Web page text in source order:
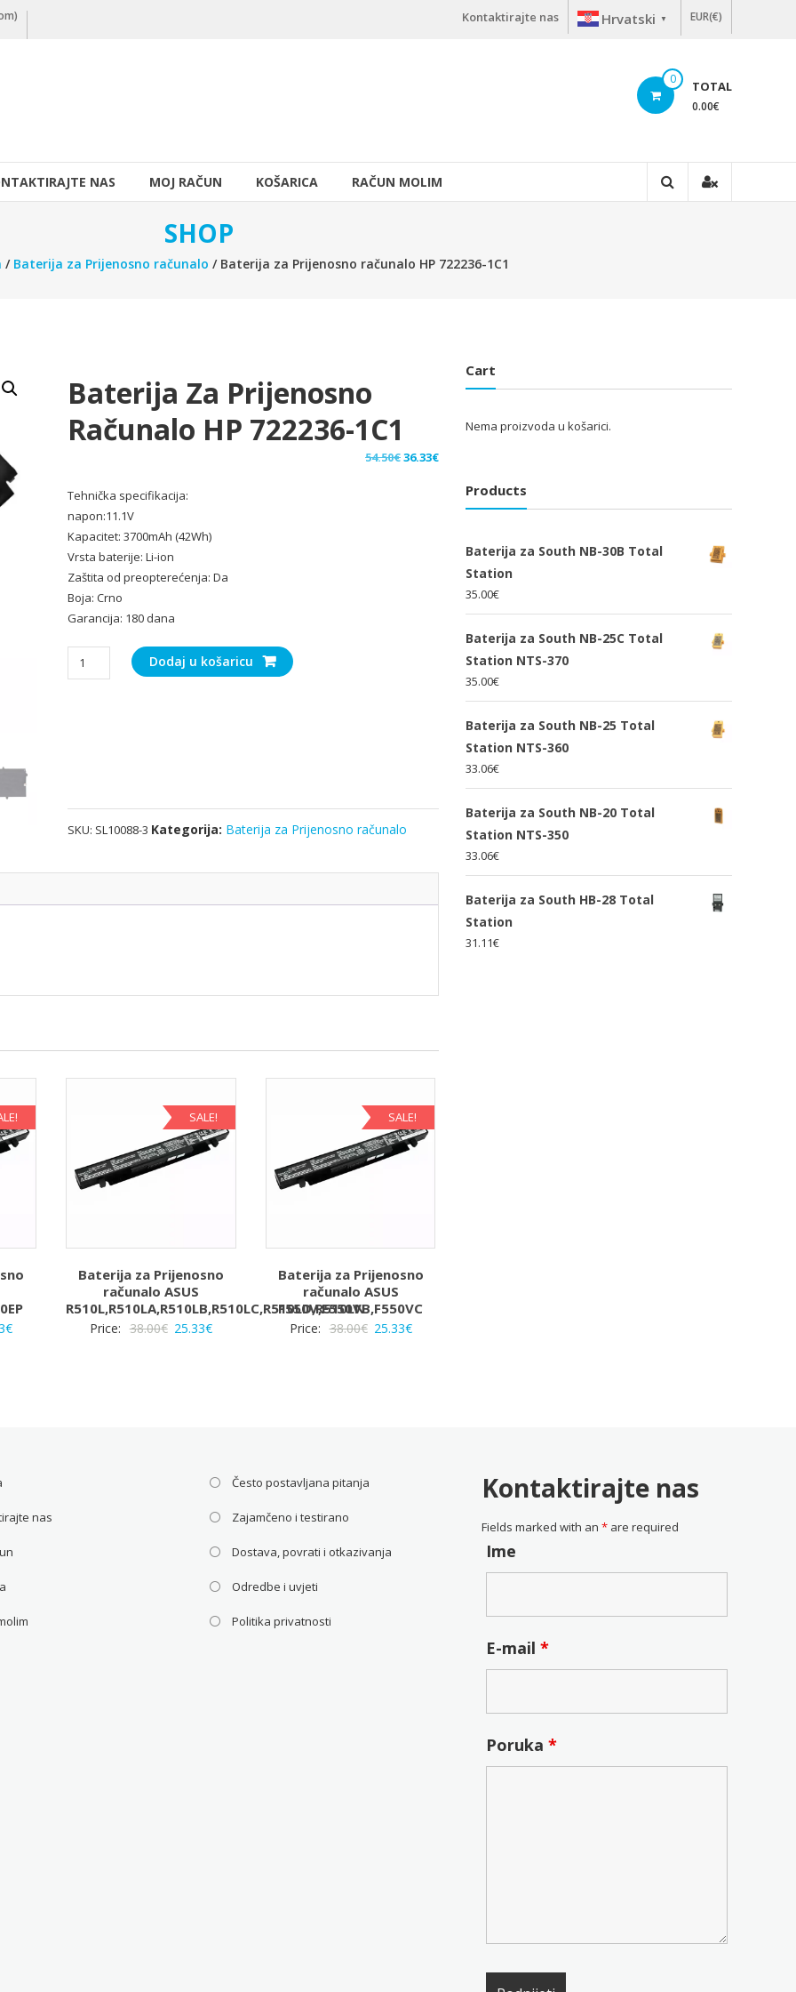
Kontaktirajte nas Hrvatski ▼ EUR(€)
0 TOTAL
0.00€
NAS MOJ RAČUN KOŠARICA RAČUN MOLIM
SHOP
/ Baterija za Prijenosno računalo / Baterija za Prijenosno računalo HP 722236-1C1
Baterija Za Prijenosno
Računalo HP 722236-1C1
54.50€Izvorna
36.33€Trenutna
Tehnička specifikacija:
napon:11.1V
Kapacitet: 3700mAh (42Wh)
Vrsta baterije: Li-ion
Zaštita od preopterećenja: Da
Boja: Crno
Garancija: 180 dana
Baterija
za
Dodaj u košaricu
SKU: SL10088-3 Kategorija: Baterija za Prijenosno računalo
€Trenutna
SALE!
Baterija za Prijenosno
računalo ASUS
R510L,R510LA,R510LB,R510LC,R510LD,R510LN
Price: 38.00€ Izvorna
25.33€Trenutna
SALE!
Baterija za Prijenosno
računalo ASUS
F550V,F550VB,F550VC
Price: 38.00€ Izvorna
25.33€Trenutna
Cart
Nema proizvoda u košarici.
Products
Baterija za South NB-30B Total
Station
35.00€
Baterija za South NB-25C Total
Station NTS-370
35.00€
Baterija za South NB-25 Total
Station NTS-360
33.06€
Baterija za South NB-20 Total
Station NTS-350
33.06€
Baterija za South HB-28 Total
Station
31.11€
nas
Često postavljana pitanja
Zajamčeno i testirano
Dostava, povrati i otkazivanja
Odredbe i uvjeti
Politika privatnosti
Kontaktirajte nas
Fields marked with an* are required
Ime
E-mail*
Poruka*